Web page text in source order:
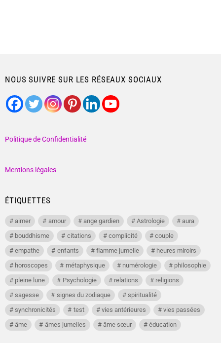
NOUS SUIVRE SUR LES RÉSEAUX SOCIAUX
Politique de Confidentialité
Mentions légales
ÉTIQUETTES
aimer amour ange gardien Astrologie
aura
bouddhisme
citations complicité
couple
empathe
enfants flamme jumelle
heures miroirs
horoscopes
métaphysique numérologie
philosophie
pleine lune
Psychologie relations
religions
sagesse
signes du zodiaque
spiritualité
synchronicités
test vies antérieures
vies passées
âme
âmes jumelles âme sœur éducation